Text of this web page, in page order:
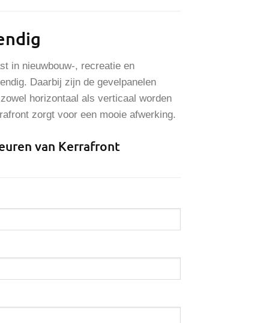
in nieuwbouw-, recreatie en
Daarbij zijn de gevelpanelen
horizontaal als verticaal worden
zorgt voor een mooie afwerking.
van Kerrafront